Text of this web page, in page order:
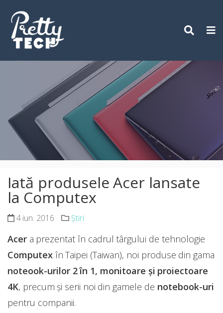
content
Iată produsele Acer lansate
la Computex
4 iun. 2016 Știri
Acer a prezentat în cadrul târgului de tehnologie
Computex în Taipei (Taiwan), noi produse din gama
noteook-urilor 2 în 1, monitoare și proiectoare
4K, precum și serii noi din gamele de notebook-uri
pentru companii.